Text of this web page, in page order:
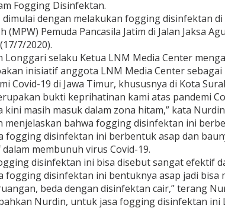
D
i
s
i
n
f
e
k
t
n
G
r
a
t
i
s
Fogging Disinfektan.
dimulai dengan melakukan fogging disinfektan
(MPW) Pemuda Pancasila Jatim di Jalan Jaksa
7/2020).
Longgari selaku Ketua LNM Media Center
inisiatif anggota LNM Media Center
Covid-19 di Jawa Timur, khususnya di Kota
bukti keprihatinan kami atas pandemi
kini masih masuk dalam zona hitam,” kata
menjelaskan bahwa fogging disinfektan ini
fogging disinfektan ini berbentuk asap dan
membunuh virus Covid-19.
disinfektan ini bisa disebut sangat efektif
fogging disinfektan ini bentuknya asap jadi bisa
beda dengan disinfektan cair,” terang
Nurdin, untuk jasa fogging disinfektan ini